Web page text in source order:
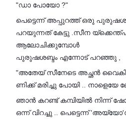
"ഡാ പോയോ ?"
പെട്ടെന്ന് അപ്പുറത്ത് ഒരു
പറയുന്നത് കേട്ടു .സീന
ആലോചിക്കുമ്പോൾ
പുരുഷശബ്ദം എന്നോട് പറഞ്ഞു ,
"അതേയ് സീനേടെ അച്ഛൻ
ണിക്ക് മരിച്ചു പോയി ..
ഞാൻ കറണ്ട് കമ്പിയിൽ നിന്ന്
ഒന്ന് വിറച്ചു .. പെട്ടെന്ന്